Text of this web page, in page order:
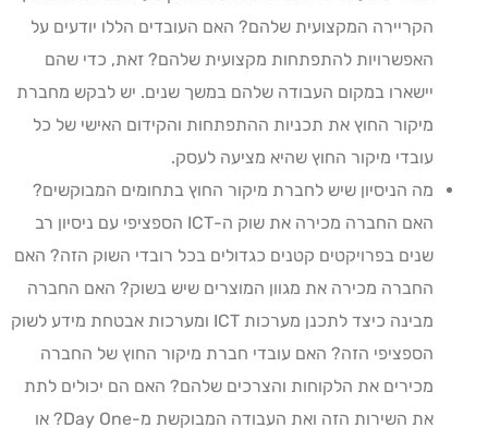
הקריירה המקצועית שלהם? האם העובדים הללו יודעים על
האפשרויות להתפתחות מקצועית שלהם? זאת, כדי שהם
יישארו במקום העבודה שלהם במשך שנים. יש לבקש מחברת
מיקור החוץ את תכניות ההתפתחות והקידום האישי של כל
עובדי מיקור החוץ שהיא מציעה לעסק.
מה הניסיון שיש לחברת מיקור החוץ בתחומים המבוקשים?
האם החברה מכירה את שוק ה-ICT הספציפי עם ניסיון רב
שנים בפרויקטים קטנים כגדולים בכל רובדי השוק הזה? האם
החברה מכירה את מגוון המוצרים שיש בשוק? האם החברה
מבינה כיצד לתכנן מערכות ICT ומערכות אבטחת מידע לשוק
הספציפי הזה? האם עובדי חברת מיקור החוץ של החברה
מכירים את הלקוחות והצרכים שלהם? האם הם יכולים לתת
את השירות הזה ואת העבודה המבוקשת מ-Day One? או